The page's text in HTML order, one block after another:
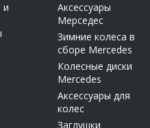
и
Аксессуары
Мерседес
Зимние колеса в
сборе Mercedes
Колесные диски
Mercedes
Аксессуары для
колес
Заглушки